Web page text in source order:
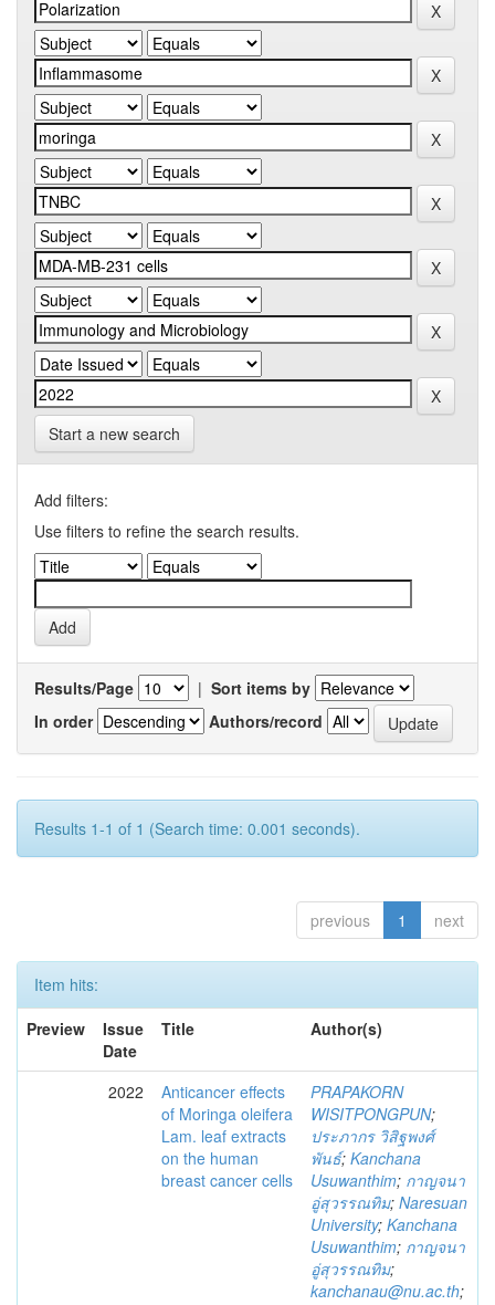
Start a new search
Add filters:
Use filters to refine the search results.
Results/Page | Sort items by
In order
Authors/record
Results 1-1 of 1 (Search time: 0.001 seconds).
previous 1 next
Item hits:
Preview
Issue
Date
Title Author(s)
2022
Anticancer effects
of Moringa oleifera
Lam. leaf extracts
on the human
breast cancer cells
PRAPAKORN
WISITPONGPUN;
ประภากร วิสิฐพงศ์
พันธ์; Kanchana
Usuwanthim; กาญจนา
อู่สุวรรณทิม; Naresuan
University; Kanchana
Usuwanthim; กาญจนา
อู่สุวรรณทิม;
kanchanau@nu.ac.th;